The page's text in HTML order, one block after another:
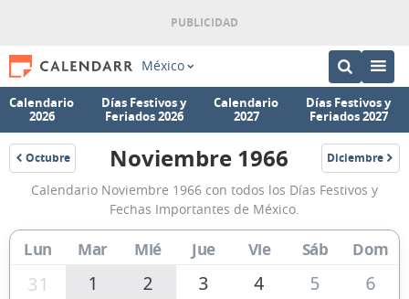
México
Calendario
2026
Días Festivos y
Feriados 2026
Calendario
2027
Días Festivos y
Feriados 2027
Octubre
1966
Calendario
Noviembre
1966
de
México
Noviembre 1966 Diciembre
1966
Calendario Noviembre 1966 con todos los Días Festivos y
Fechas Importantes de México.
Lun Mar Mié Jue Vie Sáb Dom
31 1 2 3 4 5
6